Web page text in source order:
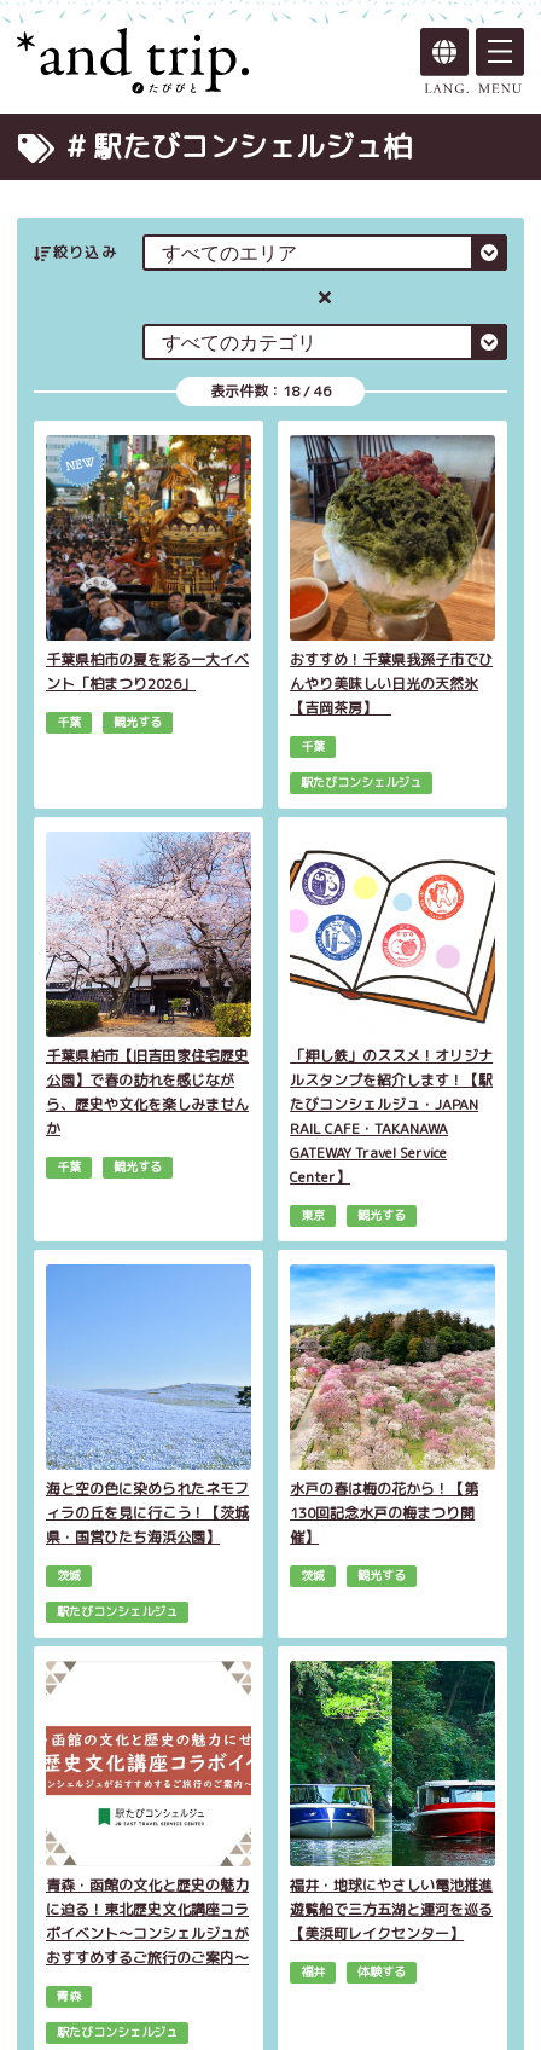
# 駅たびコンシェルジュ柏
絞り込み
表示件数： 18/46
千葉県柏市の夏を彩る一大イベ
ント「柏まつり2026」
千葉 観光する
おすすめ！千葉県我孫子市でひ
んやり美味しい日光の天然氷
【吉岡茶房】
千葉
駅たびコンシェルジュ
千葉県柏市【旧吉田家住宅歴史
公園】で春の訪れを感じなが
ら、歴史や文化を楽しみません
か
千葉 観光する
「押し鉄」のススメ！オリジナ
ルスタンプを紹介します！【駅
たびコンシェルジュ・JAPAN
RAIL CAFE・TAKANAWA
GATEWAY Travel Service
Center】
東京 観光する
海と空の色に染められたネモフ
ィラの丘を見に行こう！【茨城
県・国営ひたち海浜公園】
茨城
駅たびコンシェルジュ
水戸の春は梅の花から！【第
130回記念水戸の梅まつり開
催】
茨城 観光する
青森・函館の文化と歴史の魅力
に迫る！東北歴史文化講座コラ
ボイベント～コンシェルジュが
おすすめするご旅行のご案内～
青森
駅たびコンシェルジュ
福井・地球にやさしい電池推進
遊覧船で三方五湖と運河を巡る
【美浜町レイクセンター】
福井 体験する